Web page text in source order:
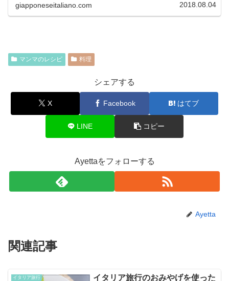
giapponeseitaliano.com 2018.08.04
マンマのレシピ 料理
シェアする
X Facebook はてブ
LINE コピー
Ayettaをフォローする
Ayetta
関連記事
イタリア旅行 イタリア旅行のおみやげを使った